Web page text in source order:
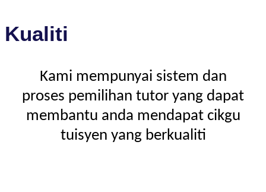
Kualiti
Kami mempunyai sistem dan
proses pemilihan tutor yang dapat
membantu anda mendapat cikgu
tuisyen yang berkualiti